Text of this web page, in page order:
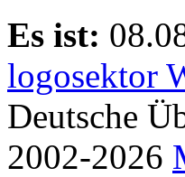
Es ist:
logosektor
Deutsche
2002-2026